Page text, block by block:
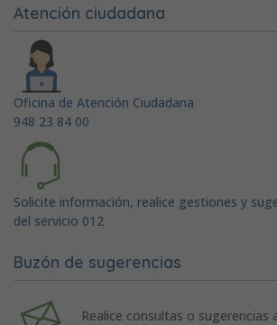
Atención ciudadana
Oficina de Atención Ciudadana
948 23 84 00
Solicite información, realice gestiones y
del servicio 012
Buzón de sugerencias
Realice consultas o sugerencias